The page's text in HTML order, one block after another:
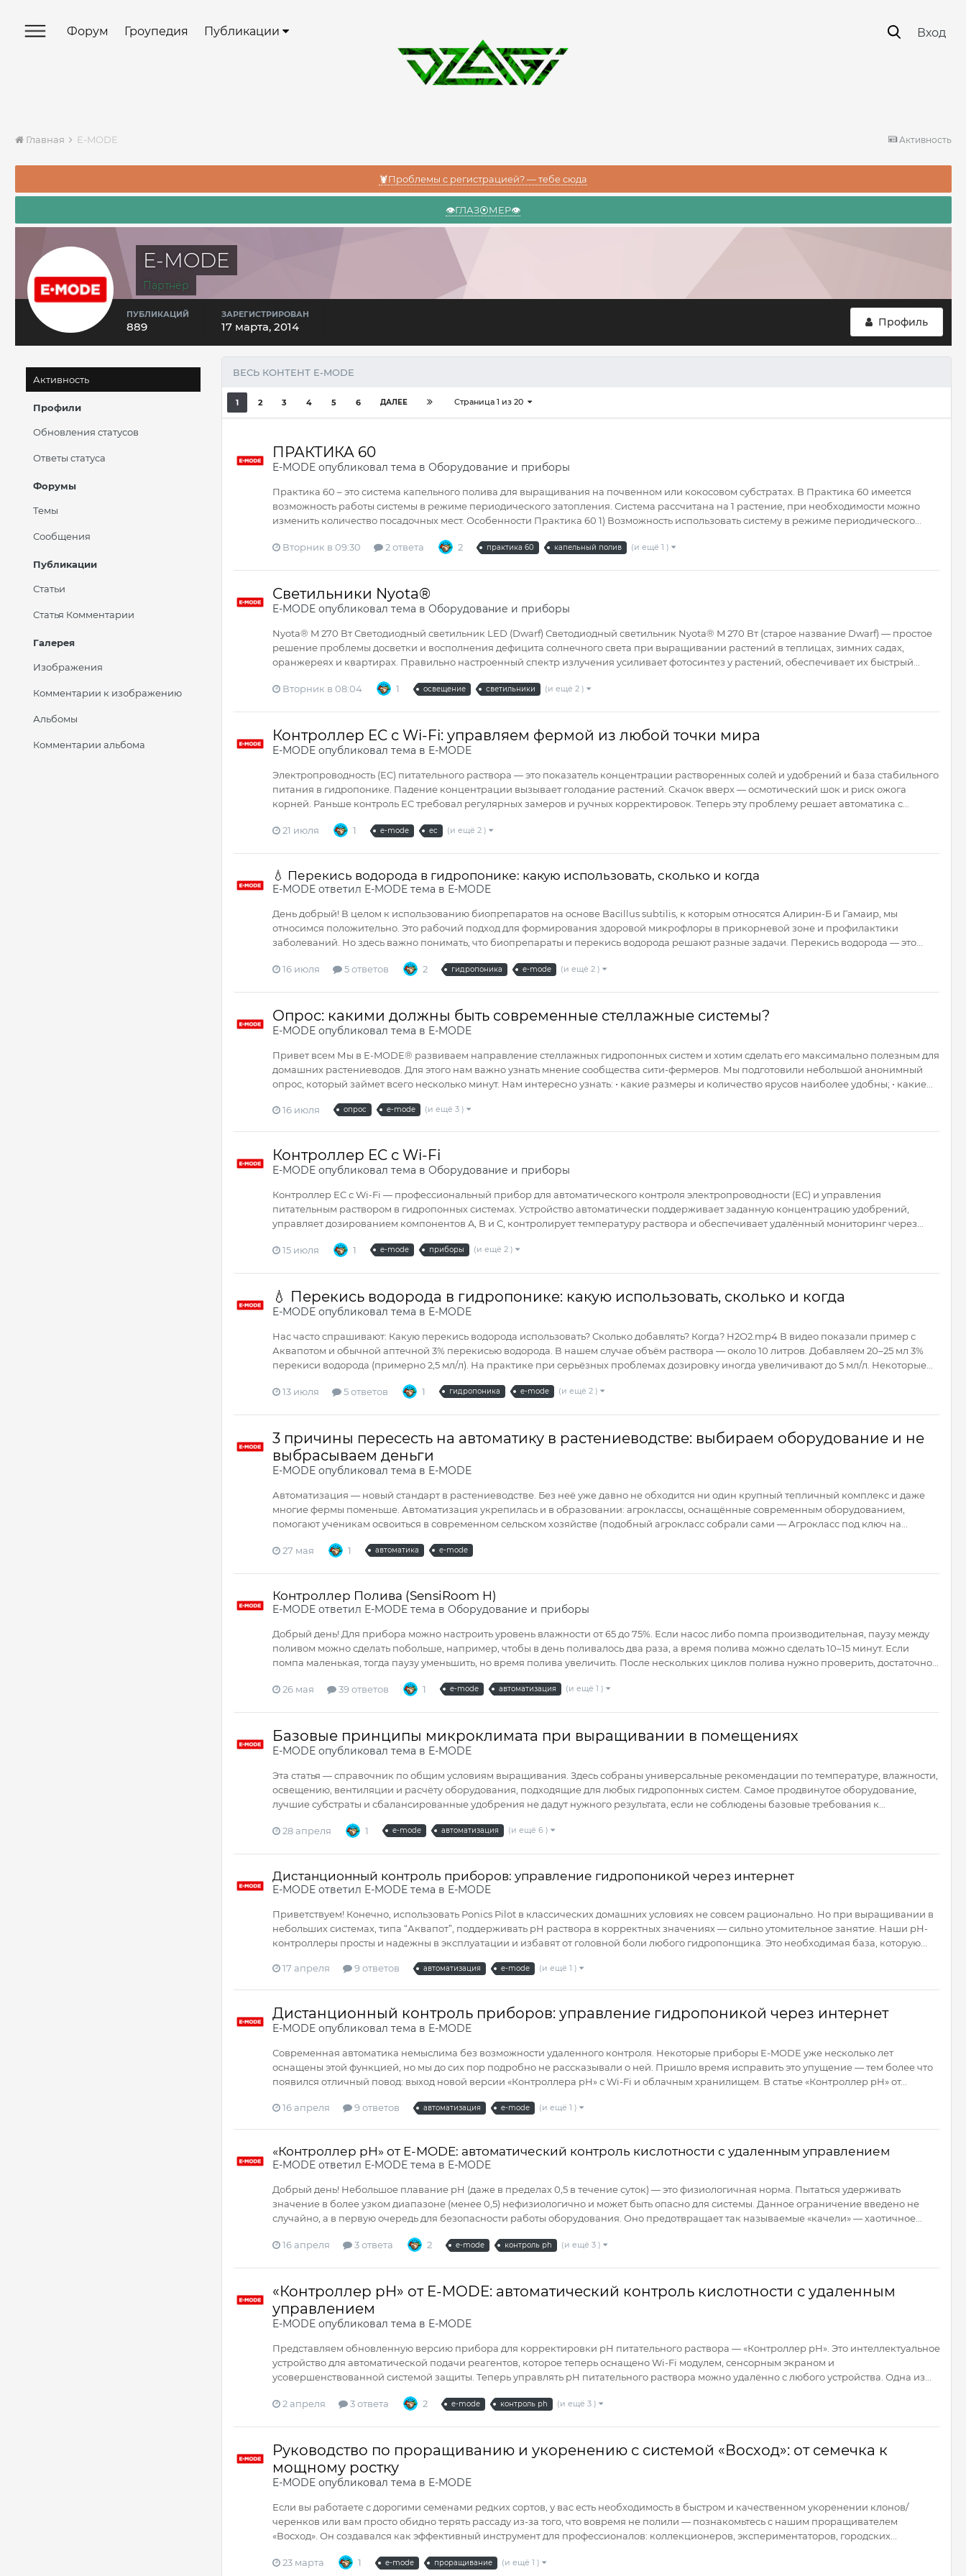
Форум Гроупедия Публикации Вход
Активность
Главная E-MODE
🦞Проблемы с регистрацией? — тебе сюда
👁️ГЛАЗ⦿МЕР👁️
E-MODE
Партнёр
Профиль
ПУБЛИКАЦИЙ
889
ЗАРЕГИСТРИРОВАН
17 марта, 2014
Активность
Профили
Обновления статусов
Ответы статуса
Форумы
Темы
Сообщения
Публикации
Статьи
Статья Комментарии
Галерея
Изображения
Комментарии к изображению
Альбомы
Комментарии альбома
ВЕСЬ КОНТЕНТ E-MODE
1 2 3 4 5 6 ДАЛЕЕ Страница 1 из 20
ПРАКТИКА 60
E-MODEопубликовал тема в Оборудование и приборы
Практика 60 – это система капельного полива для выращивания на почвенном или кокосовом субстратах. В Практика 60 имеется
возможность работы системы в режиме периодического затопления. Система рассчитана на 1 растение, при необходимости можно
изменить количество посадочных мест. Особенности Практика 60 1) Возможность использовать систему в режиме периодического...
Вторник в 09:30 2 ответа 2 практика 60 капельный полив (и ещё 1 )
Светильники Nyota®
E-MODEопубликовал тема в Оборудование и приборы
Nyota® M 270 Вт Светодиодный светильник LED (Dwarf) Светодиодный светильник Nyota® M 270 Вт (старое название Dwarf) — простое
решение проблемы досветки и восполнения дефицита солнечного света при выращивании растений в теплицах, зимних садах,
оранжереях и квартирах. Правильно настроенный спектр излучения усиливает фотосинтез у растений, обеспечивает их быстрый...
Вторник в 08:04 1 освещение светильники (и ещё 2 )
Контроллер EC с Wi-Fi: управляем фермой из любой точки мира
E-MODEопубликовал тема в E-MODE
Электропроводность (EC) питательного раствора — это показатель концентрации растворенных солей и удобрений и база стабильного
питания в гидропонике. Падение концентрации вызывает голодание растений. Скачок вверх — осмотический шок и риск ожога
корней. Раньше контроль EC требовал регулярных замеров и ручных корректировок. Теперь эту проблему решает автоматика с...
21 июля 1 e-mode ec (и ещё 2 )
💧 Перекись водорода в гидропонике: какую использовать, сколько и когда
E-MODEответил E-MODEтема в E-MODE
День добрый! В целом к использованию биопрепаратов на основе Bacillus subtilis, к которым относятся Алирин-Б и Гамаир, мы
относимся положительно. Это рабочий подход для формирования здоровой микрофлоры в прикорневой зоне и профилактики
заболеваний. Но здесь важно понимать, что биопрепараты и перекись водорода решают разные задачи. Перекись водорода — это...
16 июля 5 ответов 2 гидропоника e-mode (и ещё 2 )
Опрос: какими должны быть современные стеллажные системы?
E-MODEопубликовал тема в E-MODE
Привет всем Мы в E-MODE® развиваем направление стеллажных гидропонных систем и хотим сделать его максимально полезным для
домашних растениеводов. Для этого нам важно узнать мнение сообщества сити-фермеров. Мы подготовили небольшой анонимный
опрос, который займет всего несколько минут. Нам интересно узнать: • какие размеры и количество ярусов наиболее удобны; • какие...
16 июля опрос e-mode (и ещё 3 )
Контроллер EC с Wi-Fi
E-MODEопубликовал тема в Оборудование и приборы
Контроллер EC с Wi-Fi — профессиональный прибор для автоматического контроля электропроводности (EC) и управления
питательным раствором в гидропонных системах. Устройство автоматически поддерживает заданную концентрацию удобрений,
управляет дозированием компонентов A, B и C, контролирует температуру раствора и обеспечивает удалённый мониторинг через...
15 июля 1 e-mode приборы (и ещё 2 )
💧 Перекись водорода в гидропонике: какую использовать, сколько и когда
E-MODEопубликовал тема в E-MODE
Нас часто спрашивают: Какую перекись водорода использовать? Сколько добавлять? Когда? Н2О2.mp4 В видео показали пример с
Аквапотом и обычной аптечной 3% перекисью водорода. В нашем случае объём раствора — около 10 литров. Добавляем 20–25 мл 3%
перекиси водорода (примерно 2,5 мл/л). На практике при серьёзных проблемах дозировку иногда увеличивают до 5 мл/л. Некоторые...
13 июля 5 ответов 1 гидропоника e-mode (и ещё 2 )
3 причины пересесть на автоматику в растениеводстве: выбираем оборудование и не
выбрасываем деньги
E-MODEопубликовал тема в E-MODE
Автоматизация — новый стандарт в растениеводстве. Без неё уже давно не обходится ни один крупный тепличный комплекс и даже
многие фермы поменьше. Автоматизация укрепилась и в образовании: агроклассы, оснащённые современным оборудованием,
помогают ученикам освоиться в современном сельском хозяйстве (подобный агрокласс собрали сами — Агрокласс под ключ на...
27 мая 1 автоматика e-mode
Контроллер Полива (SensiRoom H)
E-MODEответил E-MODEтема в Оборудование и приборы
Добрый день! Для прибора можно настроить уровень влажности от 65 до 75%. Если насос либо помпа производительная, паузу между
поливом можно сделать побольше, например, чтобы в день поливалось два раза, а время полива можно сделать 10–15 минут. Если
помпа маленькая, тогда паузу уменьшить, но время полива увеличить. После нескольких циклов полива нужно проверить, достаточно...
26 мая 39 ответов 1 e-mode автоматизация (и ещё 1 )
Базовые принципы микроклимата при выращивании в помещениях
E-MODEопубликовал тема в E-MODE
Эта статья — справочник по общим условиям выращивания. Здесь собраны универсальные рекомендации по температуре, влажности,
освещению, вентиляции и расчёту оборудования, подходящие для любых гидропонных систем. Самое продвинутое оборудование,
лучшие субстраты и сбалансированные удобрения не дадут нужного результата, если не соблюдены базовые требования к...
28 апреля 1 e-mode автоматизация (и ещё 6 )
Дистанционный контроль приборов: управление гидропоникой через интернет
E-MODEответил E-MODEтема в E-MODE
Приветствуем! Конечно, использовать Ponics Pilot в классических домашних условиях не совсем рационально. Но при выращивании в
небольших системах, типа “Аквапот”, поддерживать pH раствора в корректных значениях — сильно утомительное занятие. Наши pH-
контроллеры просты и надежны в эксплуатации и избавят от головной боли любого гидропонщика. Это необходимая база, которую...
17 апреля 9 ответов автоматизация e-mode (и ещё 1 )
Дистанционный контроль приборов: управление гидропоникой через интернет
E-MODEопубликовал тема в E-MODE
Современная автоматика немыслима без возможности удаленного контроля. Некоторые приборы E-MODE уже несколько лет
оснащены этой функцией, но мы до сих пор подробно не рассказывали о ней. Пришло время исправить это упущение — тем более что
появился отличный повод: выход новой версии «Контроллера pH» с Wi-Fi и облачным хранилищем. В статье «Контроллер pH» от...
16 апреля 9 ответов автоматизация e-mode (и ещё 1 )
«Контроллер pH» от E-MODE: автоматический контроль кислотности с удаленным управлением
E-MODEответил E-MODEтема в E-MODE
Добрый день! Небольшое плавание pH (даже в пределах 0,5 в течение суток) — это физиологичная норма. Пытаться удерживать
значение в более узком диапазоне (менее 0,5) нефизиологично и может быть опасно для системы. Данное ограничение введено не
случайно, а в первую очередь для безопасности работы оборудования. Оно предотвращает так называемые «качели» — хаотичное...
16 апреля 3 ответа 2 e-mode контроль ph (и ещё 3 )
«Контроллер pH» от E-MODE: автоматический контроль кислотности с удаленным
управлением
E-MODEопубликовал тема в E-MODE
Представляем обновленную версию прибора для корректировки pH питательного раствора — «Контроллер pH». Это интеллектуальное
устройство для автоматической подачи реагентов, которое теперь оснащено Wi-Fi модулем, сенсорным экраном и
усовершенствованной системой защиты. Теперь управлять pH питательного раствора можно удалённо с любого устройства. Одна из...
2 апреля 3 ответа 2 e-mode контроль ph (и ещё 3 )
Руководство по проращиванию и укоренению с системой «Восход»: от семечка к
мощному ростку
E-MODEопубликовал тема в E-MODE
Если вы работаете с дорогими семенами редких сортов, у вас есть необходимость в быстром и качественном укоренении клонов/
черенков или вам просто обидно терять рассаду из-за того, что вовремя не полили — познакомьтесь с нашим проращивателем
«Восход». Он создавался как эффективный инструмент для профессионалов: коллекционеров, экспериментаторов, городских...
23 марта 1 e-mode проращивание (и ещё 1 )